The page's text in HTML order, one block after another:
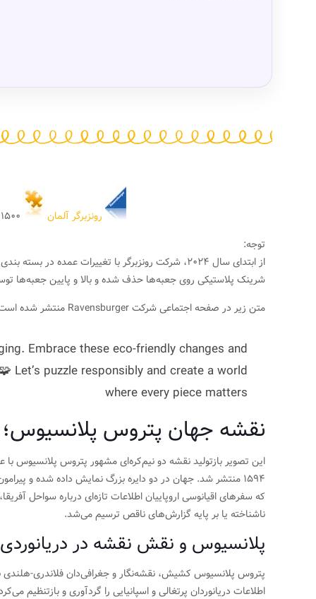
رونزبرگر آلمان
توجه:
از ابتدای سال ۲۰۲۴، شرکت رونزبرگر با تغییرات
شرینک پلاستیکی روی جعبه‌ها حذف شده و بالا و پایین جعبه‌ها
متن زیر در صفحه اجتماعی شرکت Ravensburger منتشر شده است:
Embrace these eco-friendly changes and
Let’s puzzle responsibly and create a world
where every piece matters
نقشه جهان پتروس پلانسیوس؛
۱۵۹۴ منتشر شد. جهان در دو دایره بزرگ نمایش داده شده و
که سفرهای اقیانوسی اروپاییان اطلاعات تازه‌ای درباره سواحل
ناشناخته یا بر پایه گزارش‌های ناقص ترسیم می‌شد.
پلانسیوس و نقش نقشه در
پتروس پلانسیوس کشیش، نقشه‌نگار و جغرافی‌دان فلاندری-
اطلاعات دریانوردان پرتغالی و اسپانیایی را گردآوری و